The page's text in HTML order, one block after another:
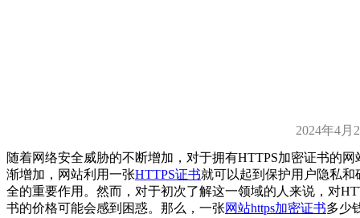
2024年4月
随着网络安全威胁的不断增加，对于拥有HTTPS加密证书的网
渐增加，网站利用一张HTTPS证书就可以起到保护用户隐私和
全的重要作用。然而，对于初次了解这一领域的人来说，对
书的价格可能会感到困惑。那么，一张网站https加密证书多少